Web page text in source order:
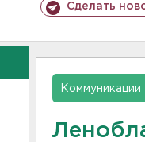
Сделать
Коммуникации